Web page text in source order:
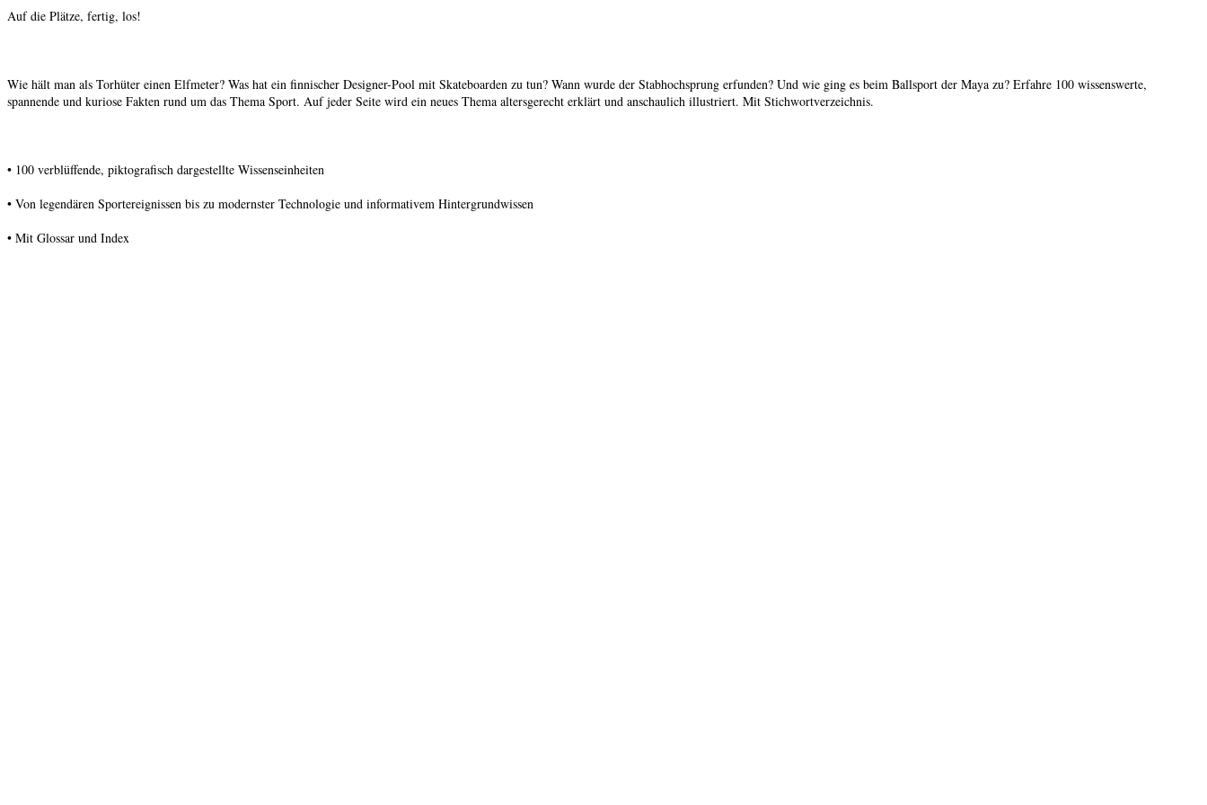
Auf die Plätze, fertig, los!
Wie hält man als Torhüter einen Elfmeter? Was hat ein finnischer Designer-Pool mit Skateboarden zu tun? Wann wurde der Stabhochsprung erfunden? Und wie ging es beim Ballsport der Maya zu? Erfahre 100 wissenswerte,
spannende und kuriose Fakten rund um das Thema Sport. Auf jeder Seite wird ein neues Thema altersgerecht erklärt und anschaulich illustriert. Mit Stichwortverzeichnis.
• 100 verblüffende, piktografisch dargestellte Wissenseinheiten
• Von legendären Sportereignissen bis zu modernster Technologie und informativem Hintergrundwissen
• Mit Glossar und Index